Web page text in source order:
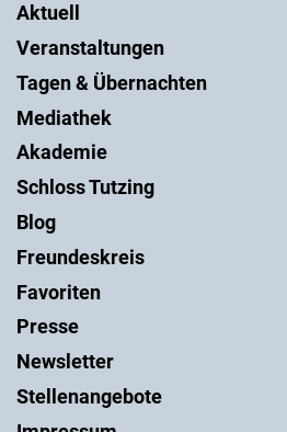
Aktuell
Veranstaltungen
Tagen & Übernachten
Mediathek
Akademie
Schloss Tutzing
Blog
Freundeskreis
Favoriten
Presse
Newsletter
Stellenangebote